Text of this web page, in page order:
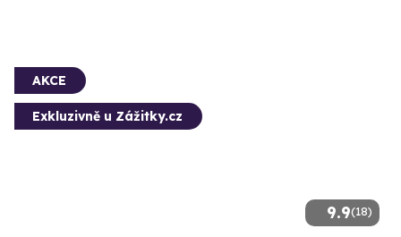
9.9(18)
AKCE
Exkluzivně u Zážitky.cz